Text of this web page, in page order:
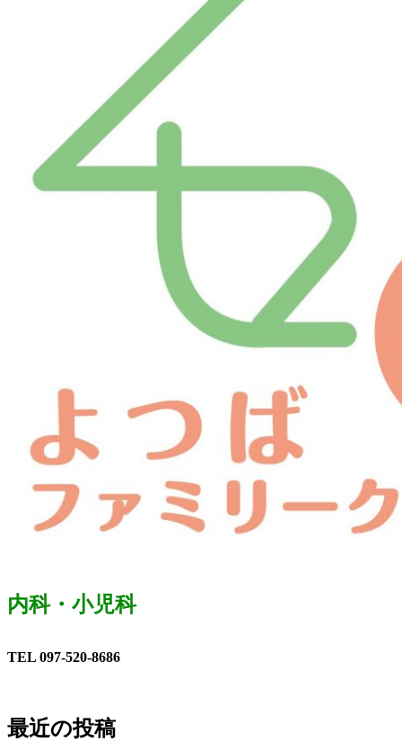
内科・小児科
TEL 097-520-8686
最近の投稿